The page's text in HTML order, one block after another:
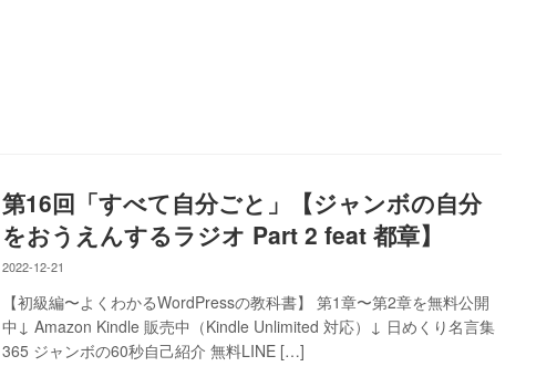
第16回「すべて自分ごと」【ジャンボの自分
をおうえんするラジオ Part 2 feat 都章】
2022-12-21
【初級編〜よくわかるWordPressの教科書】 第1章〜第2章を無料公開
中↓ Amazon Kindle 販売中（Kindle Unlimited 対応）↓ 日めくり名言集
365 ジャンボの60秒自己紹介 無料LINE […]